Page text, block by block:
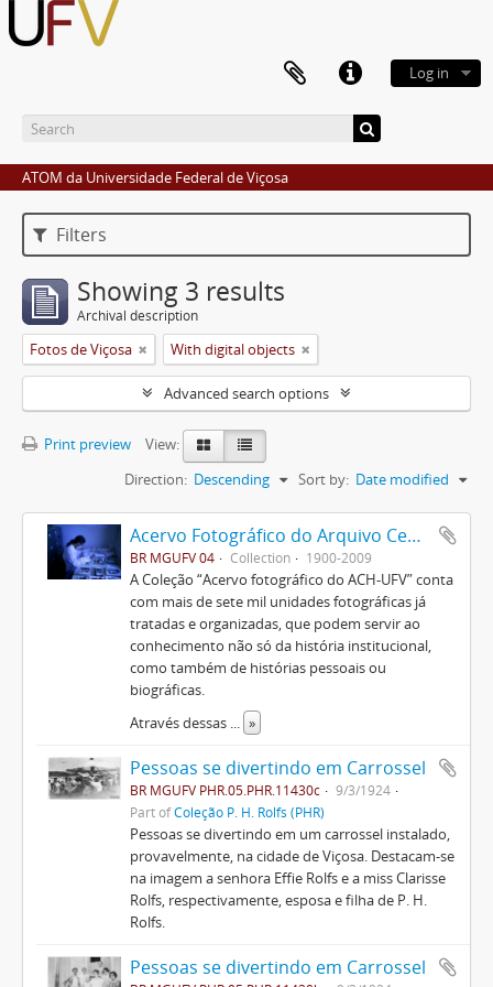
Log in
ATOM da Universidade Federal de Viçosa
Filters
Showing 3 results
Archival description
Fotos de Viçosa With digital objects
Advanced search options
Print preview
View:
Sort by: Date modified
Direction: Descending
Acervo Fotográfico do Arquivo Central Histórico da UFV
BR MGUFV 04 Collection 1900-2009
A Coleção “Acervo fotográfico do ACH-UFV” conta
com mais de sete mil unidades fotográficas já
tratadas e organizadas, que podem servir ao
conhecimento não só da história institucional,
como também de histórias pessoais ou
biográficas.
Através dessas
»
Pessoas se divertindo em Carrossel
BR MGUFV PHR.05.PHR.11430c
9/3/1924
Part ofColeção P. H. Rolfs (PHR)
Pessoas se divertindo em um carrossel instalado,
provavelmente, na cidade de Viçosa. Destacam-se
na imagem a senhora Effie Rolfs e a miss Clarisse
Rolfs, respectivamente, esposa e filha de P. H.
Rolfs.
Pessoas se divertindo em Carrossel